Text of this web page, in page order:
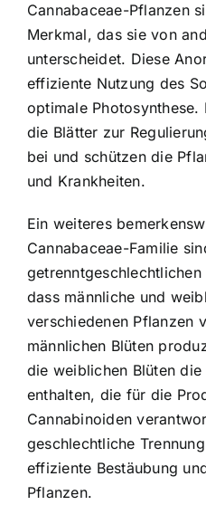
Cannabaceae-Pflanzen
Merkmal, das sie von
unterscheidet. Diese
effiziente Nutzung des
optimale Photosynthese.
die Blätter zur
bei und schützen die
und Krankheiten.
Ein weiteres
Cannabaceae-Familie
dass männliche und
verschiedenen Pflanzen
männlichen Blüten
die weiblichen Blüten
enthalten, die für die
Cannabinoiden
geschlechtliche
effiziente Bestäubung
Pflanzen.